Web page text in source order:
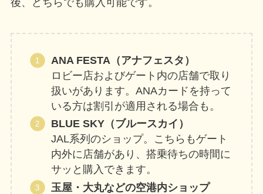
後、どちらでも購入可能です。
ANA FESTA（アナフェスタ）
ロビー店およびゲート内の店舗で取り
扱いがあります。ANAカードを持って
いる方は割引が適用される場合も。
BLUE SKY（ブルースカイ）
JAL系列のショップ。こちらもゲート
内外に店舗があり、搭乗待ちの時間に
サッと購入できます。
玉屋・大丸などの空港内ショップ